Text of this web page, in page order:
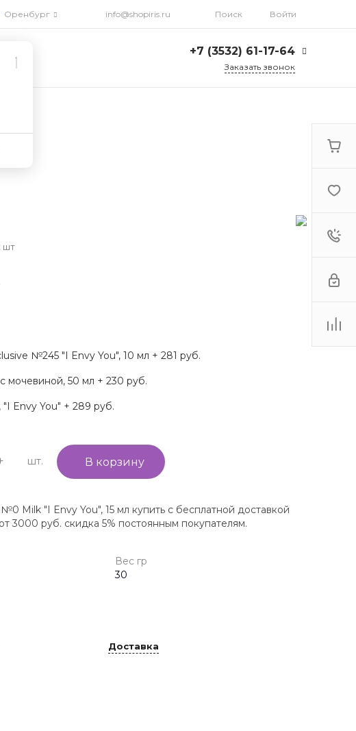
Оренбург info@shopiris.ru Поиск Войти
+7 (3532) 61-17-64
Заказать звонок
шт
№245 "I Envy You", 10 мл + 281 руб.
мочевиной, 50 мл + 230 руб.
Envy You" + 289 руб.
шт. В корзину
Milk "I Envy You", 15 мл купить с бесплатной доставкой
3000 руб. скидка 5% постоянным покупателям.
Вес гр
30
Доставка